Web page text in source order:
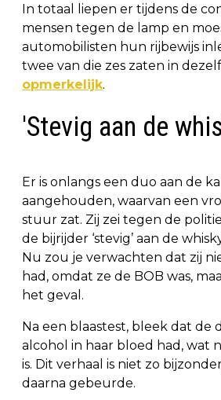
In totaal liepen er tijdens de
mensen tegen de lamp en
automobilisten hun rijbewijs
twee van die zes zaten in
opmerkelijk.
'Stevig aan de
Er is onlangs een duo aan de
aangehouden, waarvan een
stuur zat. Zij zei tegen de
de bijrijder ‘stevig’ aan de
Nu zou je verwachten dat zij
had, omdat ze de BOB was,
het geval.
Na een blaastest, bleek dat de
alcohol in haar bloed had, wat
is. Dit verhaal is niet zo
daarna gebeurde.